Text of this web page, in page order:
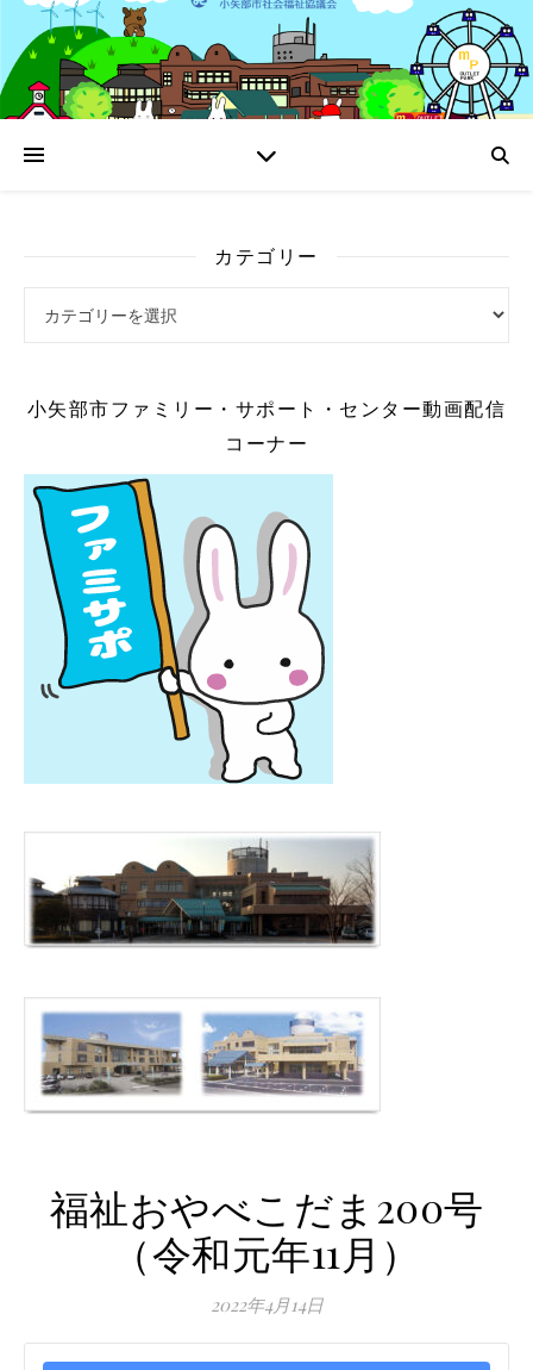
カテゴリー
小矢部市ファミリー・サポート・センター動画配信
コーナー
福祉おやべこだま200号
（令和元年11月）
2022年4月14日